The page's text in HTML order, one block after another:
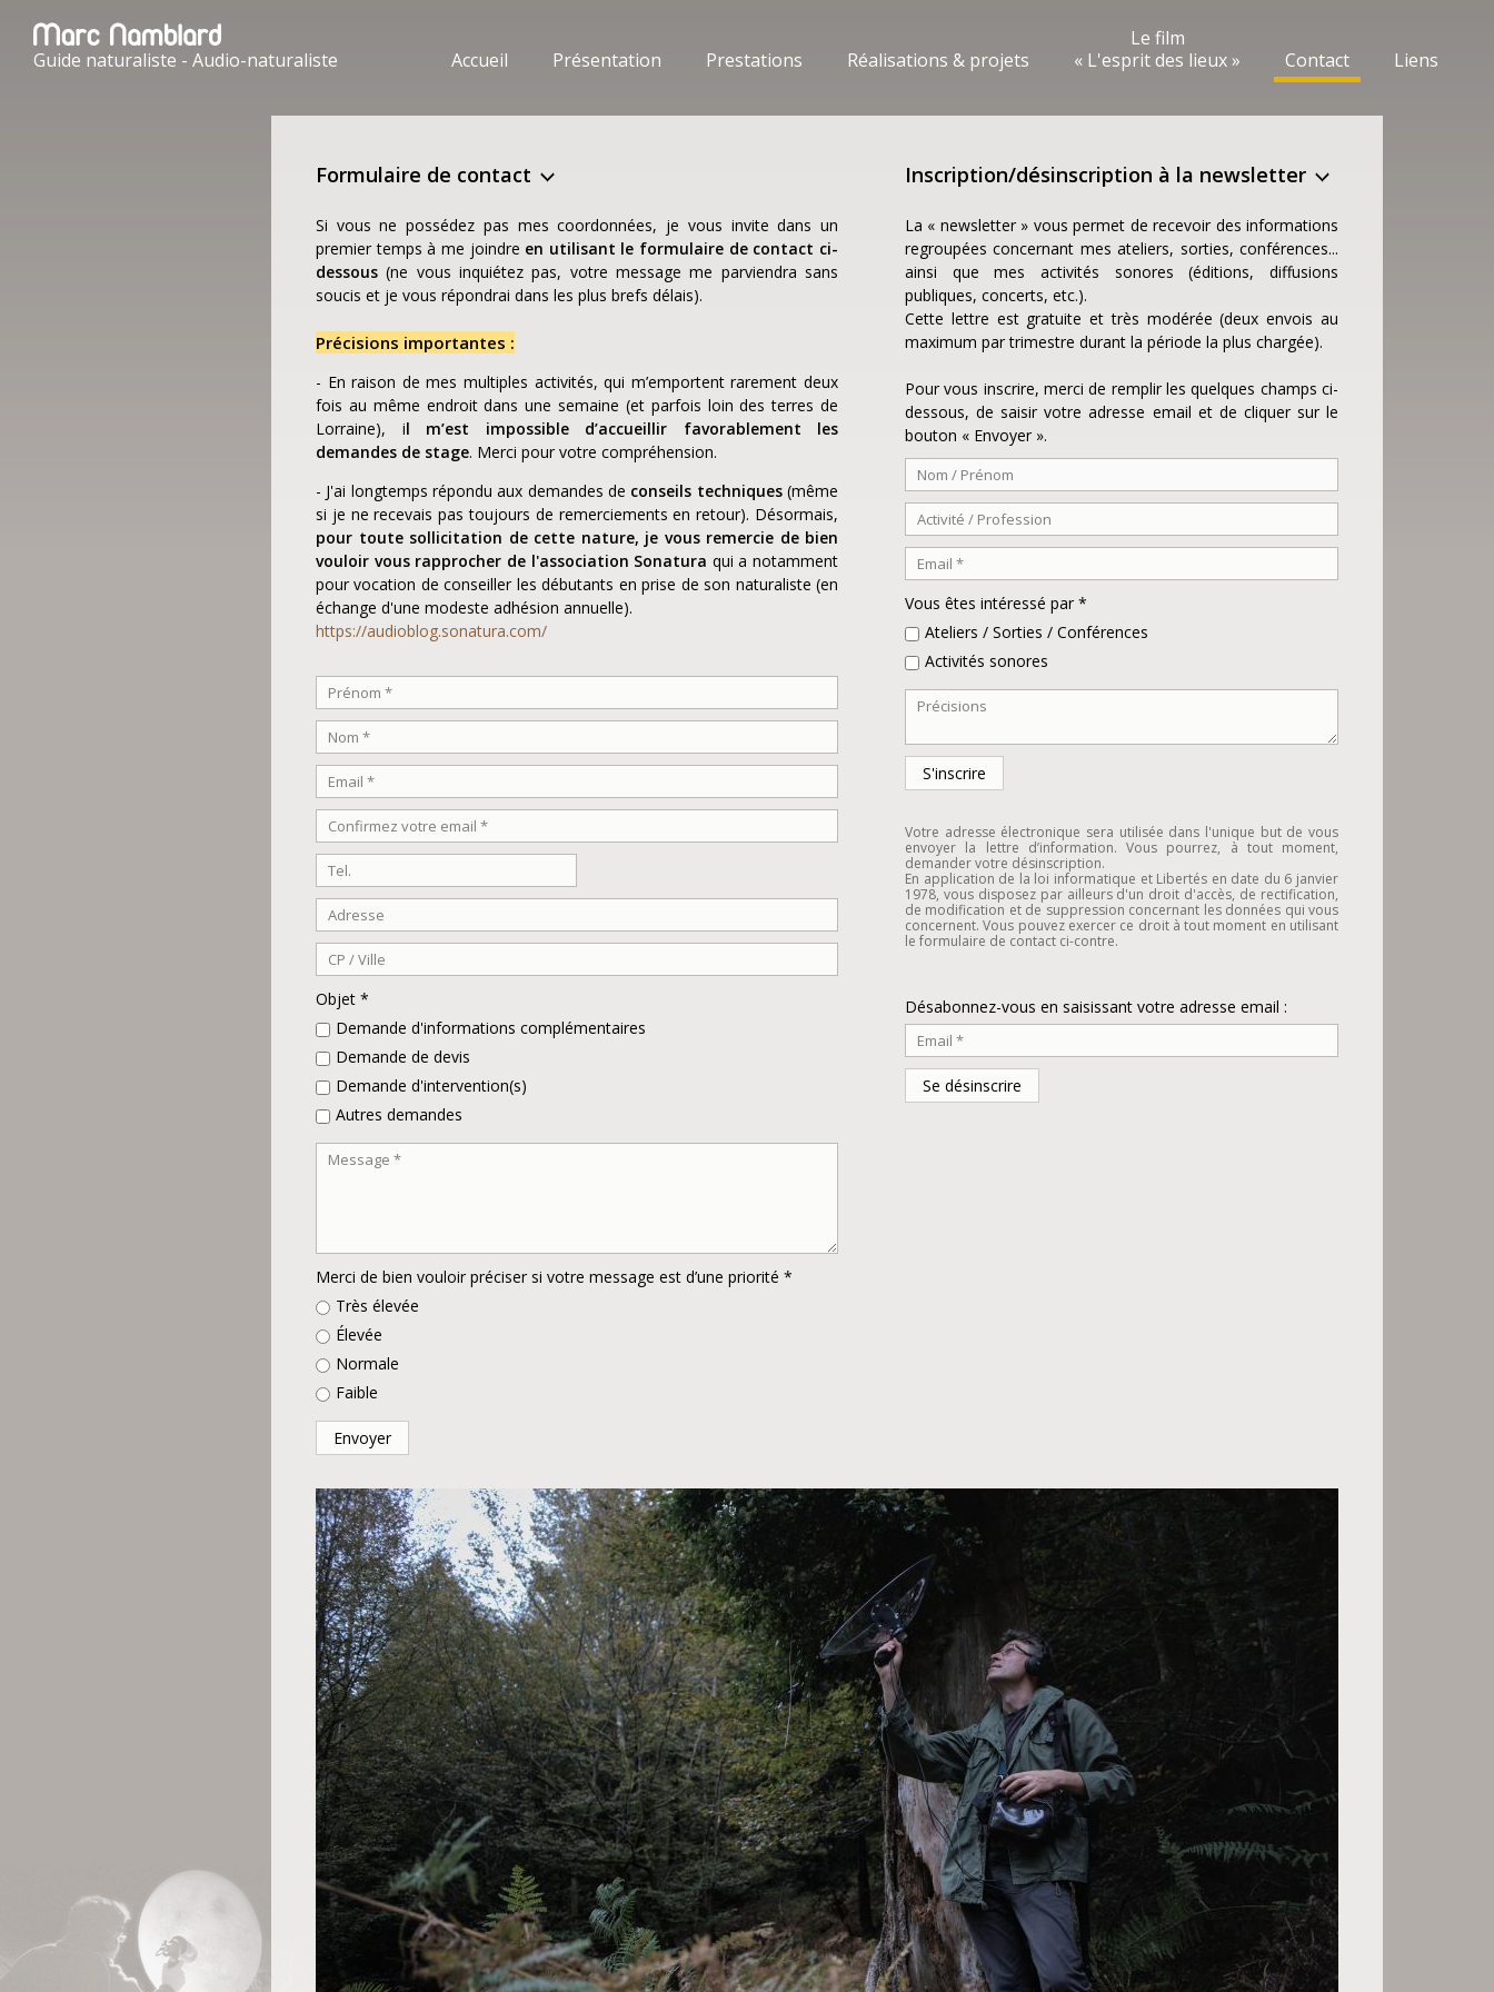
Guide naturaliste - Audio-naturaliste Accueil Présentation Prestations Réalisations & projets
Le film
« L'esprit des lieux »
Contact Liens
Formulaire de contact
Si vous ne possédez pas mes coordonnées, je vous invite dans un
premier temps à me joindre en utilisant le formulaire de contact ci-
dessous (ne vous inquiétez pas, votre message me parviendra sans
soucis et je vous répondrai dans les plus brefs délais).
Précisions importantes :
- En raison de mes multiples activités, qui m’emportent rarement deux
fois au même endroit dans une semaine (et parfois loin des terres de
Lorraine), il m’est impossible d’accueillir favorablement les
demandes de stage. Merci pour votre compréhension.
- J'ai longtemps répondu aux demandes de conseils techniques(même
si je ne recevais pas toujours de remerciements en retour). Désormais,
pour toute sollicitation de cette nature, je vous remercie de bien
vouloir vous rapprocher de l'association Sonatura qui a notamment
pour vocation de conseiller les débutants en prise de son naturaliste (en
échange d'une modeste adhésion annuelle).
https://audioblog.sonatura.com/
Objet *
Demande d'informations complémentaires
Demande de devis
Demande d'intervention(s)
Autres demandes
Merci de bien vouloir préciser si votre message est d’une priorité *
Très élevée
Élevée
Normale
Faible
Inscription/désinscription à la newsletter
La « newsletter » vous permet de recevoir des informations
regroupées concernant mes ateliers, sorties, conférences...
ainsi que mes activités sonores (éditions, diffusions
publiques, concerts, etc.).
Cette lettre est gratuite et très modérée (deux envois au
maximum par trimestre durant la période la plus chargée).
Pour vous inscrire, merci de remplir les quelques champs ci-
dessous, de saisir votre adresse email et de cliquer sur le
bouton « Envoyer ».
Vous êtes intéressé par *
Ateliers / Sorties / Conférences
Activités sonores
Votre adresse électronique sera utilisée dans l'unique but de vous
envoyer la lettre d’information. Vous pourrez, à tout moment,
demander votre désinscription.
En application de la loi informatique et Libertés en date du 6 janvier
1978, vous disposez par ailleurs d'un droit d'accès, de rectification,
de modification et de suppression concernant les données qui vous
concernent. Vous pouvez exercer ce droit à tout moment en utilisant
le formulaire de contact ci-contre.
Désabonnez-vous en saisissant votre adresse email :